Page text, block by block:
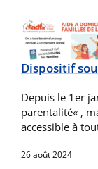
Dispositif
Depuis le 1er
parentalité« ,
accessible à
26 août 2024